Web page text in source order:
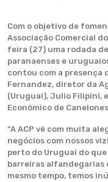
Com o objetivo de
Associação Comercial
feira (27) uma rodada
paranaenses e
contou com a presença
Fernandez, diretor da
(Uruguai), Julio Filipini,
Econômico de
“A ACP vê com muita
negócios com nossos
perto do Uruguai do
barreiras alfandegarias
mesmo tempo, temos